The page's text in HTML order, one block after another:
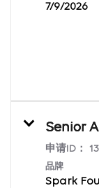
7/9/2026
Senior
申请ID：
品牌
Spark